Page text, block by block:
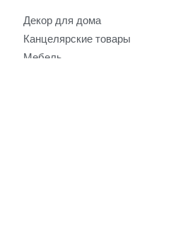
Декор для дома
Канцелярские товары
Мебель